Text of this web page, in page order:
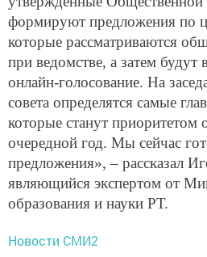
формируют предложения по
которые рассматриваются
при ведомстве, а затем
онлайн-голосование. На
совета определятся самые
которые станут приоритетом
очередной год. Мы сейчас
предложения», – рассказал
являющийся экспертом от
образования и науки РТ.
Новости СМИ2